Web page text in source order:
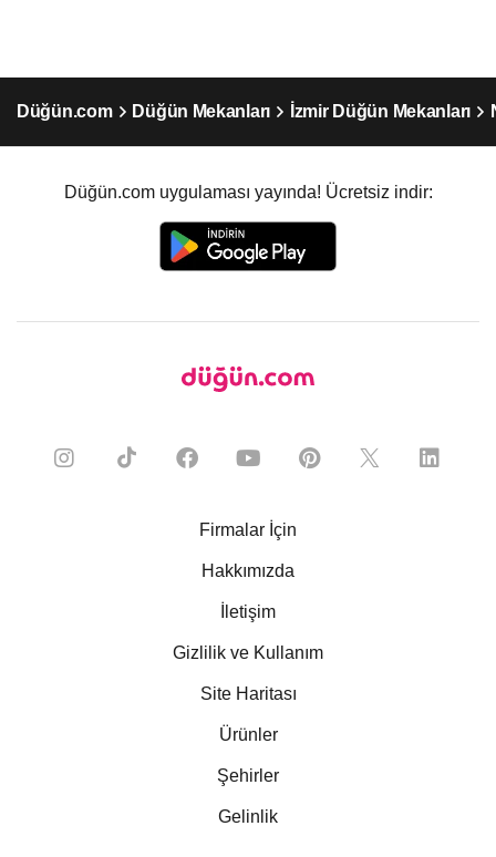
Düğün.com Düğün Mekanları İzmir Düğün Mekanları
Düğün.com uygulaması yayında! Ücretsiz indir:
Firmalar İçin
Hakkımızda
İletişim
Gizlilik ve Kullanım
Site Haritası
Ürünler
Şehirler
Gelinlik